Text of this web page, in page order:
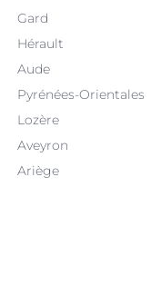
Gard
Hérault
Aude
Pyrénées-Orientales
Lozère
Aveyron
Ariège